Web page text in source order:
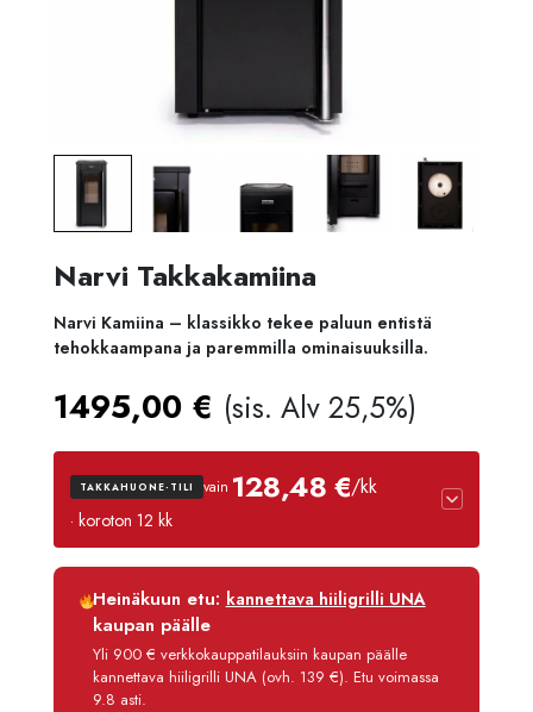
Narvi Takkakamiina
Narvi Kamiina – klassikko tekee paluun entistä
tehokkaampana ja paremmilla ominaisuuksilla.
1495,00 € (sis. Alv 25,5%)
TAKKAHUONE-TILI vain 128,48 €/kk
· koroton 12 kk
Luottoaika
12 kk
Korko
Käsittelymaksu
3,90 €/kk
Maksettava yhteensä
1 541,80 €
Heinäkuun etu: kannettava hiiligrilli UNA
kaupan päälle
Yli 900 € verkkokauppatilauksiin kaupan päälle
kannettava hiiligrilli UNA (ovh. 139 €). Etu voimassa
9.8 asti.